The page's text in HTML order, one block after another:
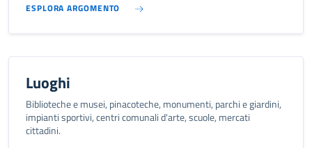
ESPLORA ARGOMENTO
Luoghi
Biblioteche e musei, pinacoteche, monumenti, parchi e giardini,
impianti sportivi, centri comunali d'arte, scuole, mercati
cittadini.